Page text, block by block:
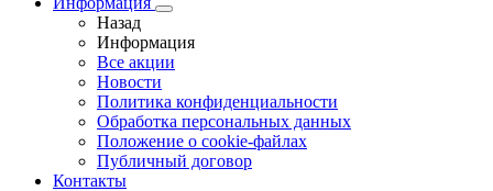
Назад
Информация
Все акции
Новости
Политика конфиденциальности
Обработка персональных данных
Положение о cookie-файлах
Публичный договор
Контакты